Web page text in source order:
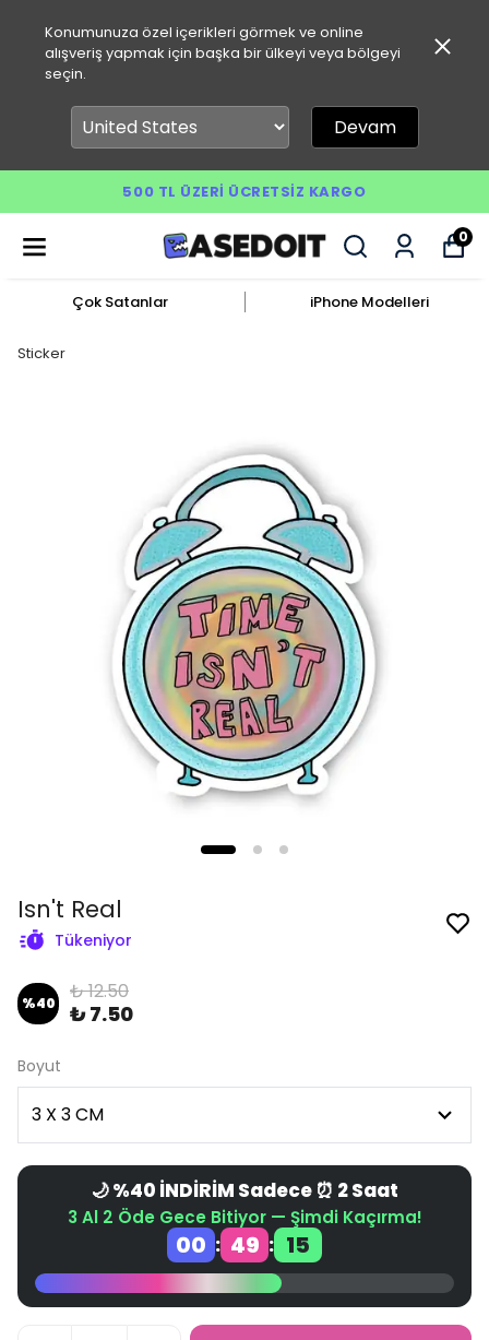
Konumunuza özel içerikleri görmek ve online
alışveriş yapmak için başka bir ülkeyi veya bölgeyi
seçin.
Devam
500 TL ÜZERI ÜCRETSIZ KARGO
0
Çok Satanlar iPhone Modelleri
Sticker
Isn't Real
Tükeniyor
%40 ₺ 12.50
₺ 7.50
Boyut
🌙 %40 İNDİRİM Sadece ⏰ 2 Saat
3 Al 2 Öde Gece Bitiyor — Şimdi Kaçırma!
00 : 49 : 15